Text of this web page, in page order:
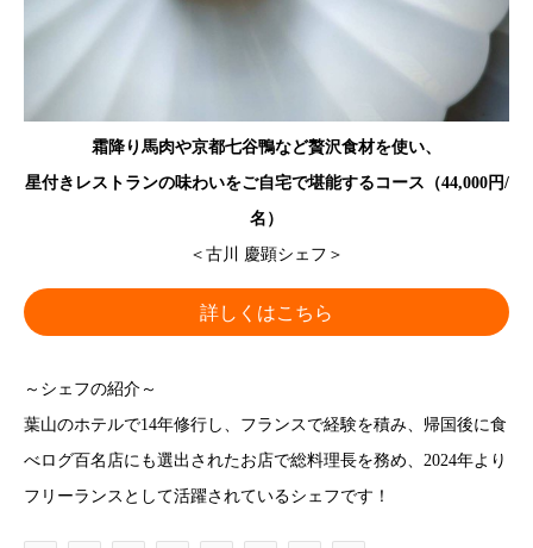
霜降り馬肉や京都七谷鴨など贅沢食材を使い、
星付きレストランの味わいをご自宅で堪能するコース（44,000円/
名）
＜古川 慶顕シェフ＞
詳しくはこちら
～シェフの紹介～
葉山のホテルで14年修行し、フランスで経験を積み、帰国後に食
べログ百名店にも選出されたお店で総料理長を務め、2024年より
フリーランスとして活躍されているシェフです！